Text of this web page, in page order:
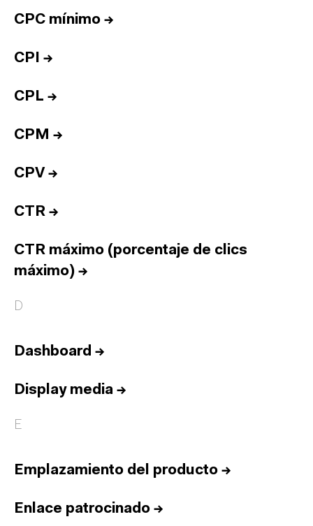
CPC mínimo →
CPI →
CPL →
CPM →
CPV →
CTR →
CTR máximo (porcentaje de clics
máximo) →
D
Dashboard →
Display media →
E
Emplazamiento del producto →
Enlace patrocinado →